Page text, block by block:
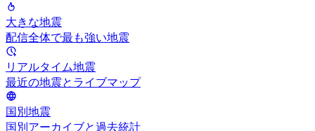
大きな地震
配信全体で最も強い地震
リアルタイム地震
最近の地震とライブマップ
国別地震
国別アーカイブと過去統計